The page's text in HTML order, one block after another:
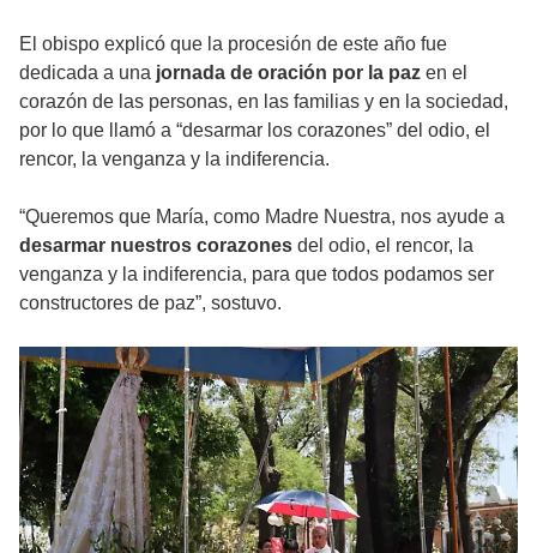
El obispo explicó que la procesión de este año fue
dedicada a una jornada de oración por la paz en el
corazón de las personas, en las familias y en la sociedad,
por lo que llamó a “desarmar los corazones” del odio, el
rencor, la venganza y la indiferencia.
“Queremos que María, como Madre Nuestra, nos ayude a
desarmar nuestros corazones del odio, el rencor, la
venganza y la indiferencia, para que todos podamos ser
constructores de paz”, sostuvo.